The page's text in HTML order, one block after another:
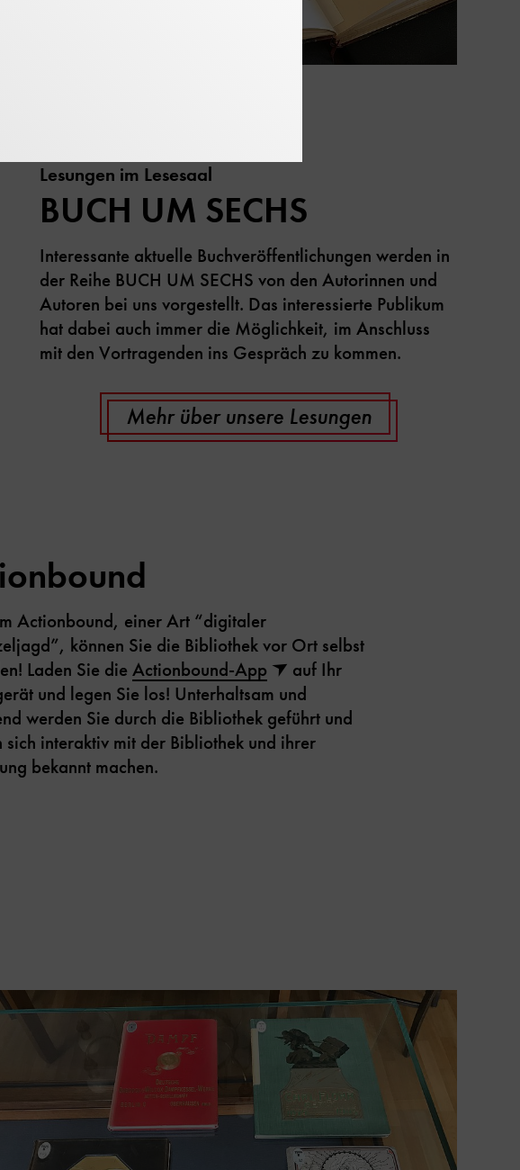
Lesungen im Lesesaal
BUCH UM SECHS
Interessante aktuelle Buchveröffentlichungen werden in
der Reihe BUCH UM SECHS von den Autorinnen und
Autoren bei uns vorgestellt. Das interessierte Publikum
hat dabei auch immer die Möglichkeit, im Anschluss
mit den Vortragenden ins Gespräch zu kommen.
Mehr über unsere Lesungen
Actionbound, einer Art “digitaler
können Sie die Bibliothek vor Ort selbst
Laden Sie die Actionbound-App
auf Ihr
und legen Sie los! Unterhaltsam und
werden Sie durch die Bibliothek geführt und
sich interaktiv mit der Bibliothek und ihrer
bekannt machen.